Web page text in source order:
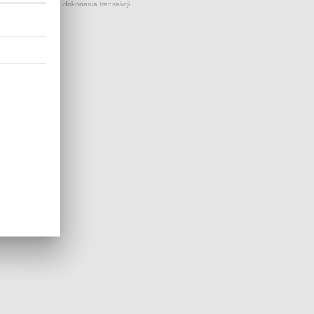
NBP z dnia dokonania transakcji.